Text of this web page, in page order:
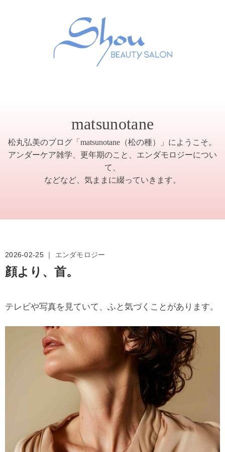
matsunotane
松丸弘美のブログ「matsunotane（松の種）」にようこそ。
アンダーケア雑学、更年期のこと、エンダモロジーについ
て、
などなど、気ままに綴っていきます。
2026-02-25 ｜ エンダモロジー
顔より、首。
テレビや写真を見ていて、ふと気づくことがあります。